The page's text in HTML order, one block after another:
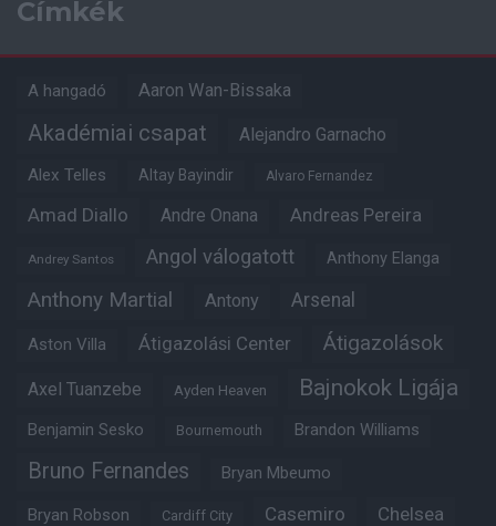
Címkék
A hangadó Aaron Wan-Bissaka
Akadémiai csapat Alejandro Garnacho
Alex Telles Altay Bayindir Alvaro Fernandez
Amad Diallo Andre Onana Andreas Pereira
Andrey Santos Angol válogatott Anthony Elanga
Anthony Martial Antony Arsenal
Aston Villa Átigazolási Center Átigazolások
Axel Tuanzebe Ayden Heaven Bajnokok Ligája
Benjamin Sesko Bournemouth Brandon Williams
Bruno Fernandes Bryan Mbeumo
Bryan Robson Cardiff City Casemiro Chelsea